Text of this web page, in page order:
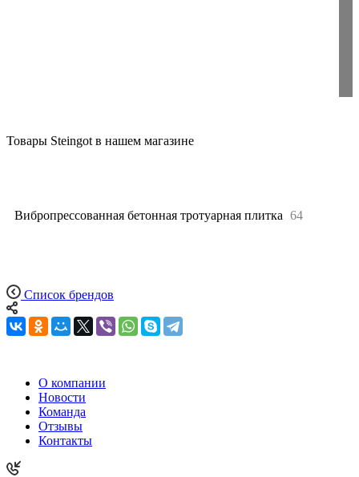
Товары Steingot в нашем магазине
Вибропрессованная бетонная тротуарная плитка 64
Список брендов
О компании
Новости
Команда
Отзывы
Контакты